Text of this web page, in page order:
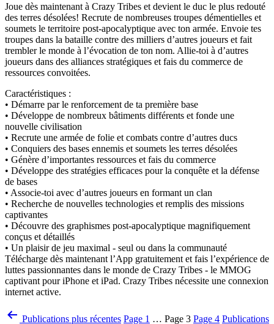
Joue dès maintenant à Crazy Tribes et devient le duc le plus redouté
des terres désolées! Recrute de nombreuses troupes démentielles et
soumets le territoire post-apocalyptique avec ton armée. Envoie tes
troupes dans la bataille contre des milliers d’autres joueurs et fait
trembler le monde à l’évocation de ton nom. Allie-toi à d’autres
joueurs dans des alliances stratégiques et fais du commerce de
ressources convoitées.
Caractéristiques :
• Démarre par le renforcement de ta première base
• Développe de nombreux bâtiments différents et fonde une
nouvelle civilisation
• Recrute une armée de folie et combats contre d’autres ducs
• Conquiers des bases ennemis et soumets les terres désolées
• Génère d’importantes ressources et fais du commerce
• Développe des stratégies efficaces pour la conquête et la défense
de bases
• Associe-toi avec d’autres joueurs en formant un clan
• Recherche de nouvelles technologies et remplis des missions
captivantes
• Découvre des graphismes post-apocalyptique magnifiquement
conçus et détaillés
• Un plaisir de jeu maximal - seul ou dans la communauté
Télécharge dès maintenant l’App gratuitement et fais l’expérience de
luttes passionnantes dans le monde de Crazy Tribes - le MMOG
captivant pour iPhone et iPad. Crazy Tribes nécessite une connexion
internet active.
Pagination
Publications plus récentes Page 1 … Page 3 Page 4 Publications